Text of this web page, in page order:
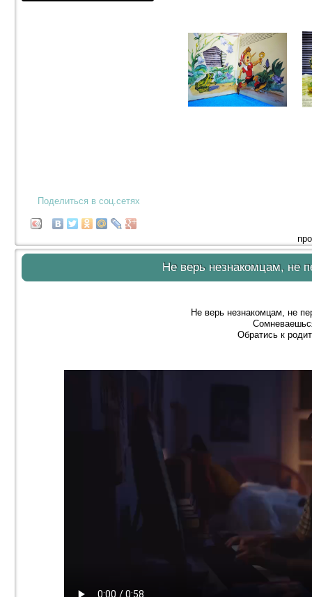
Поделиться в соц.сетях
Не верь незнакомцам, не
Не верь незнакомцам, не
Обратись к